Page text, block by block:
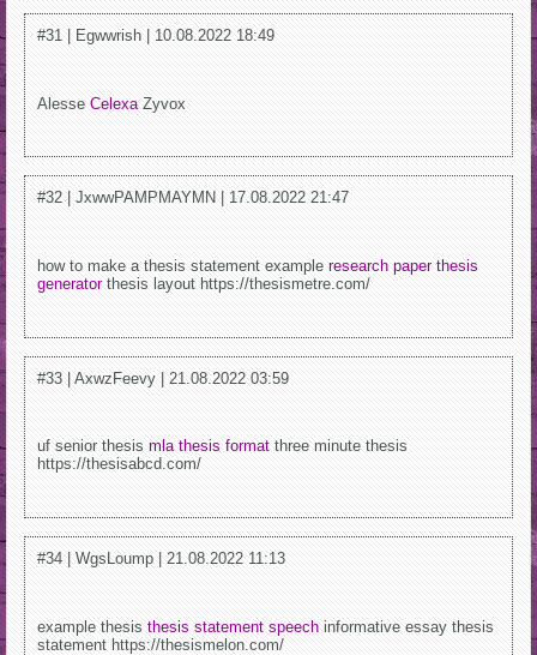
#31 | Egwwrish | 10.08.2022 18:49
Alesse Celexa Zyvox
#32 | JxwwPAMPMAYMN | 17.08.2022 21:47
how to make a thesis statement example research paper thesis
generatorthesis layout https://thesismetre.com/
#33 | AxwzFeevy | 21.08.2022 03:59
uf senior thesis mla thesis format three minute thesis
https://thesisabcd.com/
#34 | WgsLoump | 21.08.2022 11:13
example thesis thesis statement speech informative essay thesis
statement https://thesismelon.com/